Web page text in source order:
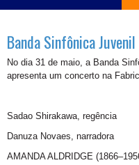
Banda Sinfônica
No dia 31 de maio, a Banda
apresenta um concerto na
Sadao Shirakawa, regência
Danuza Novaes, narradora
AMANDA ALDRIDGE